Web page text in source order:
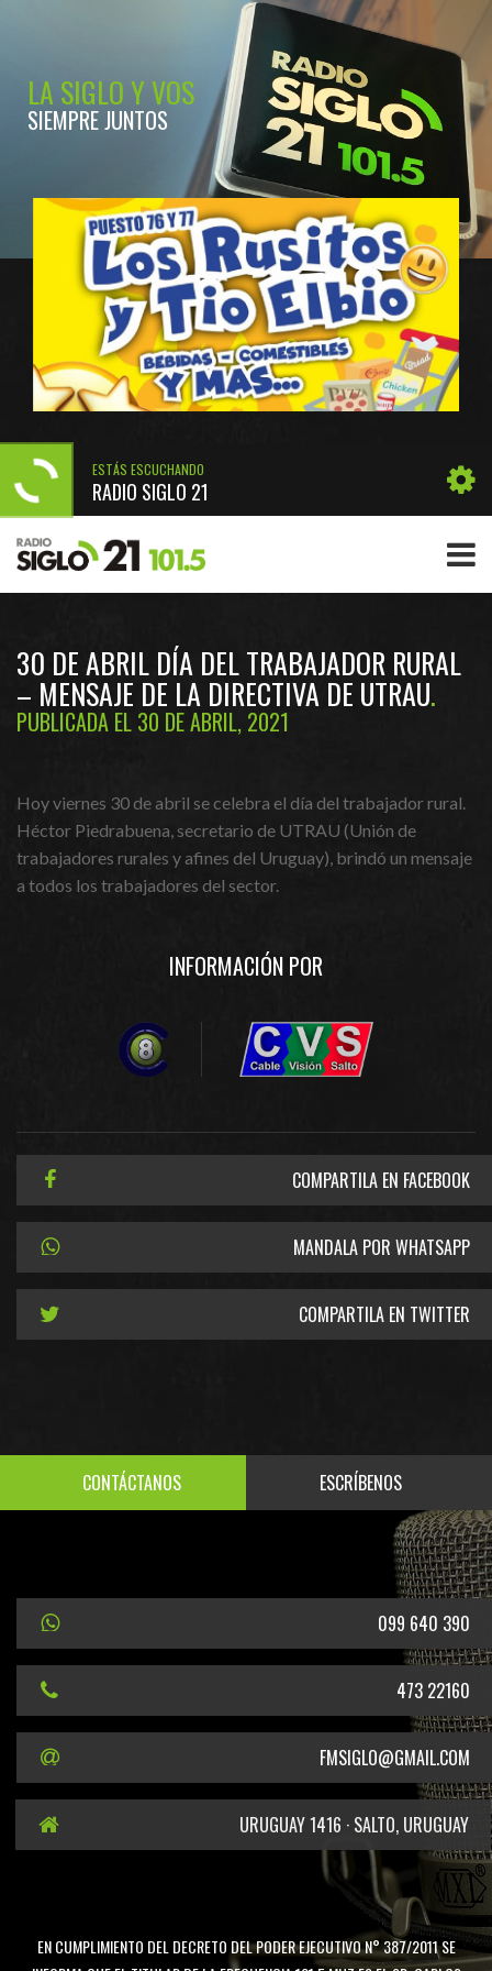
LA SIGLO Y VOS
SIEMPRE JUNTOS
ESTÁS ESCUCHANDO
RADIO SIGLO 21
30 DE ABRIL DÍA DEL TRABAJADOR RURAL
– MENSAJE DE LA DIRECTIVA DE UTRAU
PUBLICADA EL 30 DE ABRIL, 2021
Hoy viernes 30 de abril se celebra el día del trabajador rural.
Héctor Piedrabuena, secretario de UTRAU (Unión de
trabajadores rurales y afines del Uruguay), brindó un mensaje
a todos los trabajadores del sector.
INFORMACIÓN POR
COMPARTILA EN FACEBOOK
MANDALA POR WHATSAPP
COMPARTILA EN TWITTER
CONTÁCTANOS ESCRÍBENOS
099 640 390
473 22160
FMSIGLO@GMAIL.COM
URUGUAY 1416 · SALTO, URUGUAY
EN CUMPLIMIENTO DEL DECRETO DEL PODER EJECUTIVO N° 387/2011 SE